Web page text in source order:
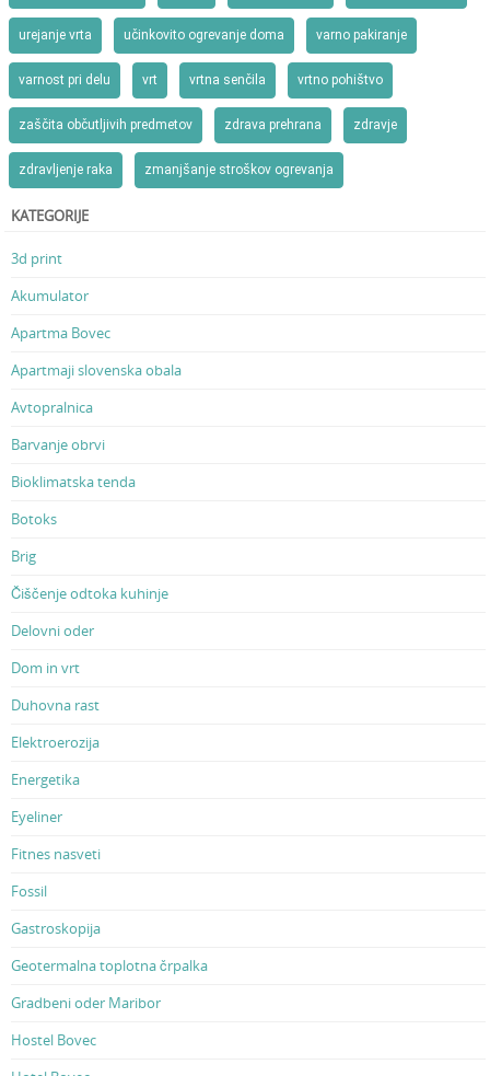
urejanje vrta učinkovito ogrevanje doma varno pakiranje
varnost pri delu vrt vrtna senčila vrtno pohištvo
zaščita občutljivih predmetov zdrava prehrana zdravje
zdravljenje raka zmanjšanje stroškov ogrevanja
KATEGORIJE
3d print
Akumulator
Apartma Bovec
Apartmaji slovenska obala
Avtopralnica
Barvanje obrvi
Bioklimatska tenda
Botoks
Brig
Čiščenje odtoka kuhinje
Delovni oder
Dom in vrt
Duhovna rast
Elektroerozija
Energetika
Eyeliner
Fitnes nasveti
Fossil
Gastroskopija
Geotermalna toplotna črpalka
Gradbeni oder Maribor
Hostel Bovec